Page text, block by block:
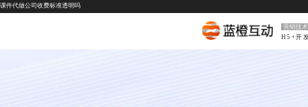
课件代做公司收费标准透明吗
营销技
H5+开